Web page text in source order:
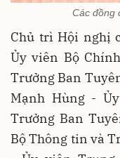
Các đồng
Chủ trì Hội nghị
Ủy viên Bộ
Trưởng Ban
Mạnh Hùng -
Trưởng Ban
Bộ Thông tin và